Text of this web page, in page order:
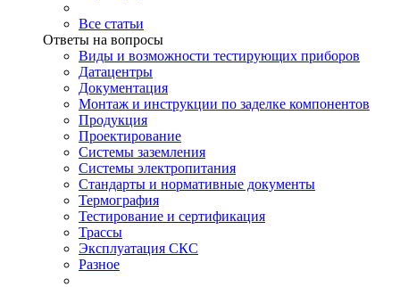
Все статьи
Ответы на вопросы
Виды и возможности тестирующих приборов
Датацентры
Документация
Монтаж и инструкции по заделке компонентов
Продукция
Проектирование
Системы заземления
Системы электропитания
Стандарты и нормативные документы
Термография
Тестирование и сертификация
Трассы
Эксплуатация СКС
Разное